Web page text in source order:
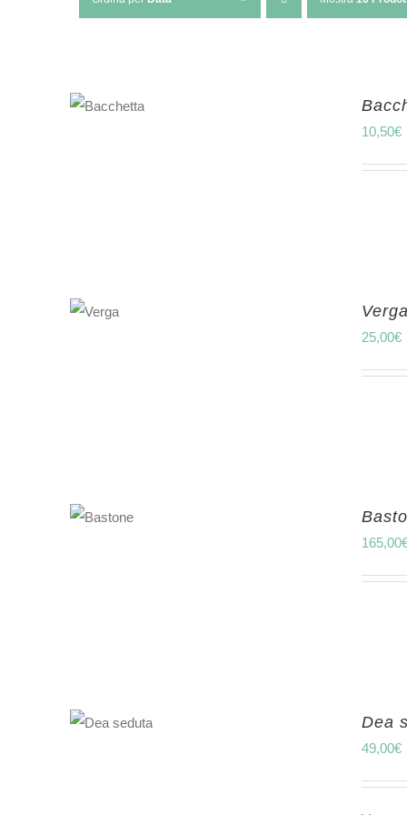
10,50€
Verga
25,00€
165,00
Dea
49,00€